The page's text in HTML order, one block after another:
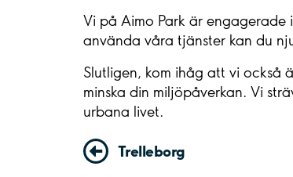
Vi på Aimo Park är engagerade
använda våra tjänster kan du
Slutligen, kom ihåg att vi också
minska din miljöpåverkan. Vi
urbana livet.
Trelleborg